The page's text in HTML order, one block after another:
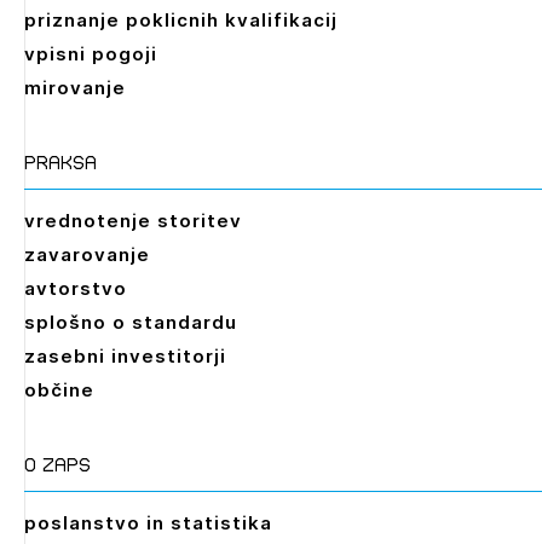
priznanje poklicnih kvalifikacij
vpisni pogoji
mirovanje
praksa
vrednotenje storitev
zavarovanje
avtorstvo
splošno o standardu
zasebni investitorji
občine
O zaps
poslanstvo in statistika